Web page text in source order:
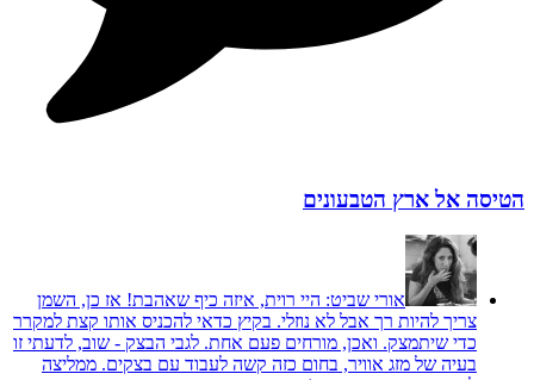
הטיסה אל ארץ הטבעונים
אורי שביט: היי רוית, איזה כיף שאהבת! אז כן, השמן
צריך להיות רך אבל לא נוזלי. בקיץ כדאי להכניס אותו קצת למקרר
כדי שיתמצק. ואכן, מורחים פעם אחת. לגבי הבצק - שוב, לדעתי זו
בעיה של מזג אוויר, בחום כזה קשה לעבוד עם בצקים. ממליצה